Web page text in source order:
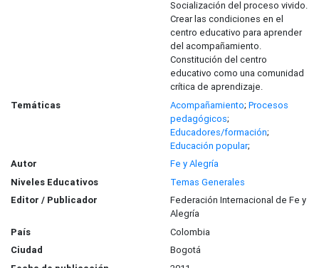
Socialización del proceso vivido.
Crear las condiciones en el
centro educativo para aprender
del acompañamiento.
Constitución del centro
educativo como una comunidad
crítica de aprendizaje.
Temáticas
Acompañamiento; Procesos
pedagógicos;
Educadores/formación;
Educación popular;
Autor
Fe y Alegría
Niveles Educativos
Temas Generales
Editor / Publicador
Federación Internacional de Fe y
Alegría
País
Colombia
Ciudad
Bogotá